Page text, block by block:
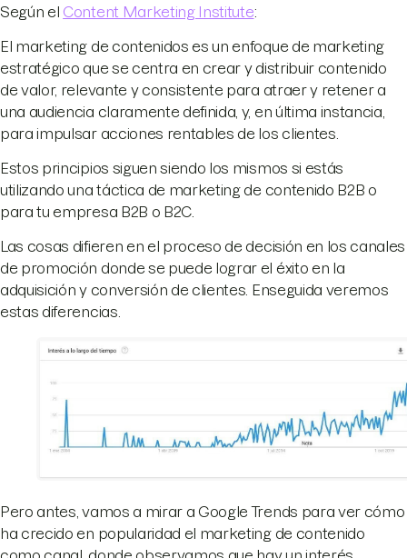
Según el Content Marketing Institute:
El marketing de contenidos es un enfoque de marketing
estratégico que se centra en crear y distribuir contenido
de valor, relevante y consistente para atraer y retener a
una audiencia claramente definida, y, en última instancia,
para impulsar acciones rentables de los clientes.
Estos principios siguen siendo los mismos si estás
utilizando una táctica de marketing de contenido B2B o
para tu empresa B2B o B2C.
Las cosas difieren en el proceso de decisión en los canales
de promoción donde se puede lograr el éxito en la
adquisición y conversión de clientes. Enseguida veremos
estas diferencias.
Pero antes, vamos a mirar a Google Trends para ver cómo
ha crecido en popularidad el marketing de contenido